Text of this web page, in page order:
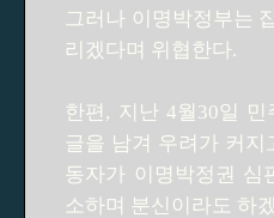
그러나 이명박정부는
리겠다며 위협한다.
한편, 지난 4월30일
글을 남겨 우려가 커
동자가 이명박정권 심
소하며 분신이라도 하